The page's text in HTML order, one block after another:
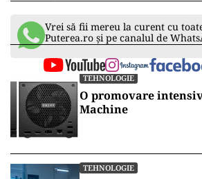
Vrei să fii mereu la curent cu
Puterea.ro și pe canalul de
TEHNOLOGIE
O promovare
Machine
TEHNOLOGIE